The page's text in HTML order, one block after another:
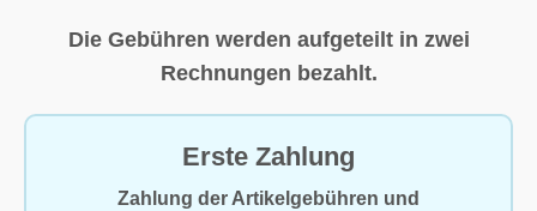
Die Gebühren werden aufgeteilt in zwei
Rechnungen bezahlt.
Erste Zahlung
Zahlung der Artikelgebühren und